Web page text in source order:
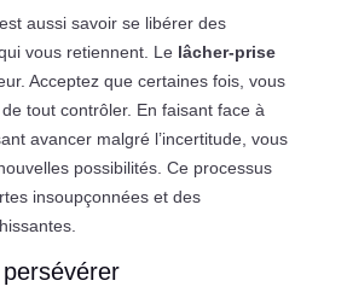
aussi savoir se libérer des
vous retiennent. Le lâcher-prise
Acceptez que certaines fois, vous
de tout contrôler. En faisant face à
avancer malgré l’incertitude, vous
possibilités. Ce processus
insoupçonnées et des